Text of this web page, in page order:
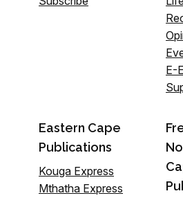
E-
Eastern Cape
Publications
Kouga Express
Mthatha Express